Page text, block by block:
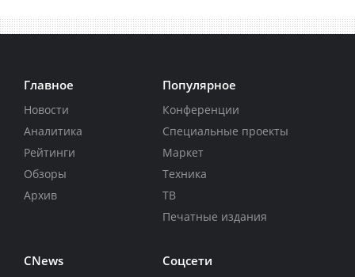
Главное
Новости
Аналитика
Рейтинги
Обзоры
Архив
Популярное
Конференции
Специальные проекты
Маркет
Техника
ТВ
Печатные издания
CNews Соцсети